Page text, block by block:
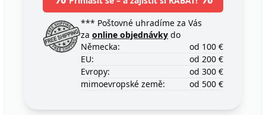
*** Poštovné uhradíme za Vás
za online objednávky do
Německa:
od 100 €
EU:
od 200 €
Evropy:
od 300 €
mimoevropské země:
od 500 €